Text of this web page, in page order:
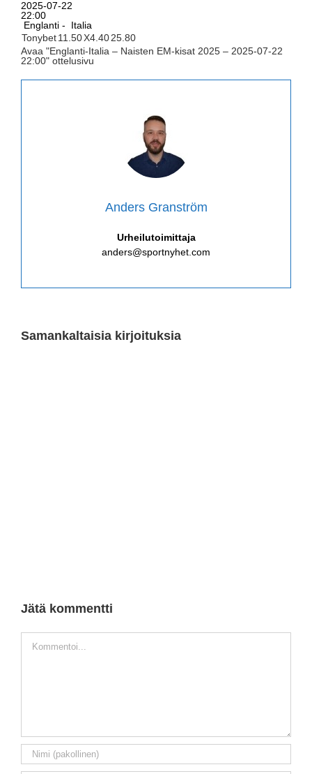
2025-07-22
22:00
Englanti -
Italia
Tonybet11.50X4.4025.80
Avaa "Englanti-Italia – Naisten EM-kisat 2025 – 2025-07-22
22:00" ottelusivu
Anders Granström
Urheilutoimittaja
anders@sportnyhet.com
Samankaltaisia kirjoituksia
Jätä kommentti